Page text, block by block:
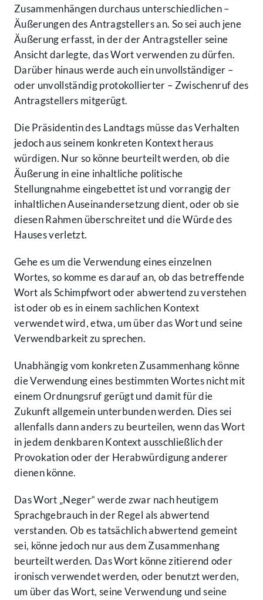
Zusammenhängen durchaus unterschiedlichen –
Äußerungen des Antragstellers an. So sei auch jene
Äußerung erfasst, in der der Antragsteller seine
Ansicht darlegte, das Wort verwenden zu dürfen.
Darüber hinaus werde auch ein unvollständiger –
oder unvollständig protokollierter – Zwischenruf des
Antragstellers mitgerügt.
Die Präsidentin des Landtags müsse das Verhalten
jedoch aus seinem konkreten Kontext heraus
würdigen. Nur so könne beurteilt werden, ob die
Äußerung in eine inhaltliche politische
Stellungnahme eingebettet ist und vorrangig der
inhaltlichen Auseinandersetzung dient, oder ob sie
diesen Rahmen überschreitet und die Würde des
Hauses verletzt.
Gehe es um die Verwendung eines einzelnen
Wortes, so komme es darauf an, ob das betreffende
Wort als Schimpfwort oder abwertend zu verstehen
ist oder ob es in einem sachlichen Kontext
verwendet wird, etwa, um über das Wort und seine
Verwendbarkeit zu sprechen.
Unabhängig vom konkreten Zusammenhang könne
die Verwendung eines bestimmten Wortes nicht mit
einem Ordnungsruf gerügt und damit für die
Zukunft allgemein unterbunden werden. Dies sei
allenfalls dann anders zu beurteilen, wenn das Wort
in jedem denkbaren Kontext ausschließlich der
Provokation oder der Herabwürdigung anderer
dienen könne.
Das Wort „Neger“ werde zwar nach heutigem
Sprachgebrauch in der Regel als abwertend
verstanden. Ob es tatsächlich abwertend gemeint
sei, könne jedoch nur aus dem Zusammenhang
beurteilt werden. Das Wort könne zitierend oder
ironisch verwendet werden, oder benutzt werden,
um über das Wort, seine Verwendung und seine